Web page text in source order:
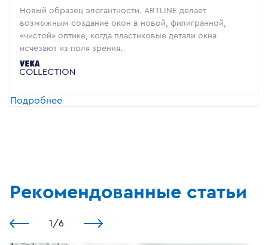
Новый образец элегантности. ARTLINE делает
возможным создание окон в новой, филигранной,
«чистой» оптике, когда пластиковые детали окна
исчезают из поля зрения.
Подробнее
Рекомендованные статьи
1 /6